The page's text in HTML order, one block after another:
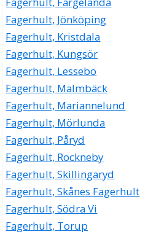
Fagerhult, Jönköping
Fagerhult, Kristdala
Fagerhult, Kungsör
Fagerhult, Lessebo
Fagerhult, Malmbäck
Fagerhult, Mariannelund
Fagerhult, Mörlunda
Fagerhult, Påryd
Fagerhult, Rockneby
Fagerhult, Skillingaryd
Fagerhult, Skånes Fagerhult
Fagerhult, Södra Vi
Fagerhult, Torup